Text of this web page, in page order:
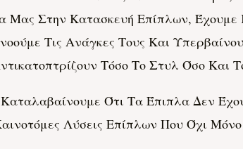
Μας Στην Κατασκευή Επίπλων,
Τις Ανάγκες Τους Και
Τόσο Το Στυλ Όσο Και
Ότι Τα Έπιπλα Δεν
Λύσεις Επίπλων Που Όχι